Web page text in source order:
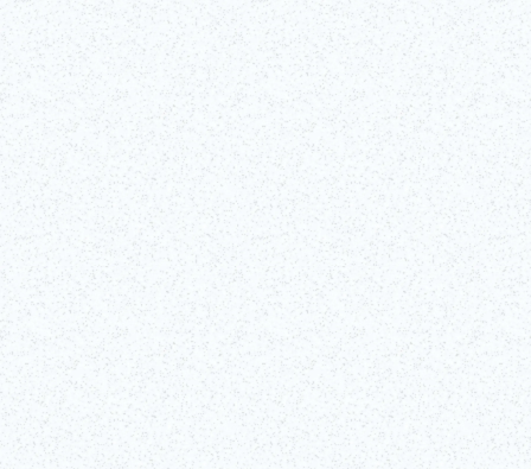
©澀谷SCRAMBLE SQUARE/SHIBUYA SKY是高達229公尺的戶外瞭望
台，能眺望東京美景，本篇文章將會為您介紹門票、營業時間等最新資
閱讀更多
取得門票！